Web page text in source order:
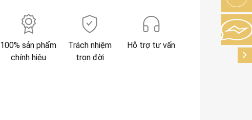
100% sản phẩm
chính hiệu
Trách nhiệm
trọn đời
Hỗ trợ tư vấn